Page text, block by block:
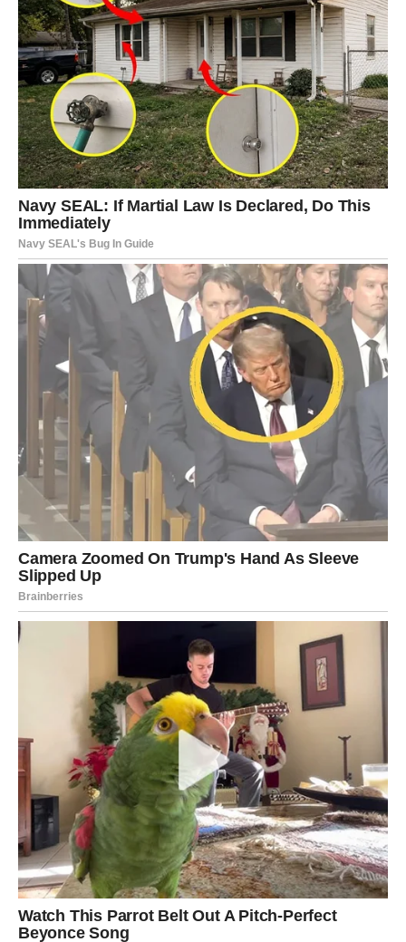
Istina donosi novu ravnotežu
Vage će kroz iskren razgovor riješiti jednu emotivnu
dilemu.
Odnosi postaju mnogo jasniji.
Poruka zvijezda
Birajte iskrenost umjesto pretpostavki.
ŠKORPIJA
Neočekivano otkriće mijenja planove
Škorpije će saznati nešto što će uticati na njihove
naredne odluke.
Vrijeme je za novi pogled na situaciju.
Poruka zvijezda
Nemojte ignorisati činjenice koje vam dolaze.
STRIJELAC
TAJNA KOJA SE OTKRIVA MIJENJA SVE
Strijelčevi ulaze u period u kojem će jedna dugo skrivana